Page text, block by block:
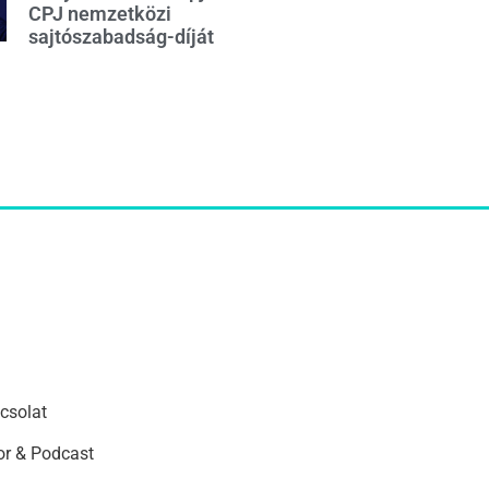
CPJ nemzetközi
sajtószabadság-díját
& Podcast